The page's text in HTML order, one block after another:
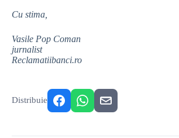
Cu stima,
Vasile Pop Coman
jurnalist
Reclamatiibanci.ro
Distribuie